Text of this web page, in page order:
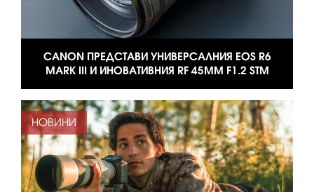
CANON ПРЕДСТАВИ УНИВЕРСАЛНИЯ EOS R6
MARK III И ИНОВАТИВНИЯ RF 45MM F1.2 STM
НОВИНИ